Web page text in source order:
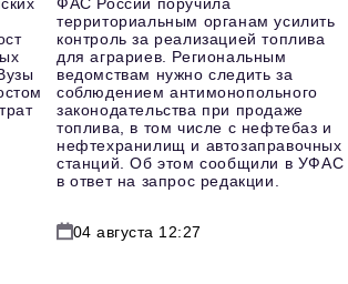
ФАС России поручила
территориальным органам усилить
контроль за реализацией топлива
для аграриев. Региональным
ведомствам нужно следить за
соблюдением антимонопольного
законодательства при продаже
топлива, в том числе с нефтебаз и
нефтехранилищ и автозаправочных
станций. Об этом сообщили в УФАС
в ответ на запрос редакции.
04 августа 12:27